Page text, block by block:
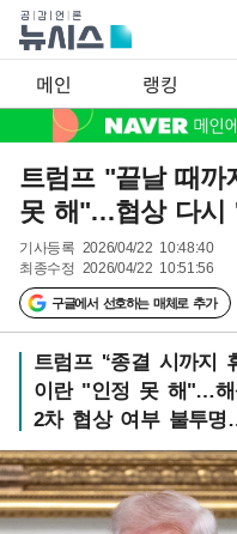
메인 랭킹
트럼프 "끝날 때
못 해"…협상 다시
기사등록 2026/04/22 10:48:40
최종수정 2026/04/22 10:51:56
구글에서 선호하는 매체로 추가
트럼프 '‘종결 시까지
이란 "인정 못 해"…해
2차 협상 여부 불투